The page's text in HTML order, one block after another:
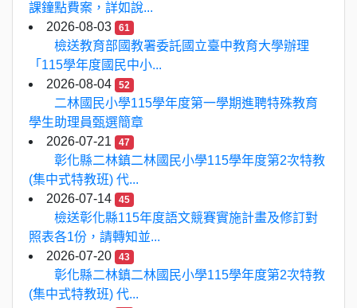
課鐘點費案，詳如說...
2026-08-03
61
檢送教育部國教署委託國立臺中教育大學辦理
「115學年度國民中小...
2026-08-04
52
二林國民小學115學年度第一學期進聘特殊教育
學生助理員甄選簡章
2026-07-21
47
彰化縣二林鎮二林國民小學115學年度第2次特教
(集中式特教班) 代...
2026-07-14
45
檢送彰化縣115年度語文競賽實施計畫及修訂對
照表各1份，請轉知並...
2026-07-20
43
彰化縣二林鎮二林國民小學115學年度第2次特教
(集中式特教班) 代...